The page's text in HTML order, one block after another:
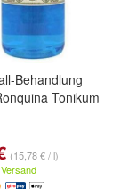
Behandlung
Tonikum
(15,78 € / l)